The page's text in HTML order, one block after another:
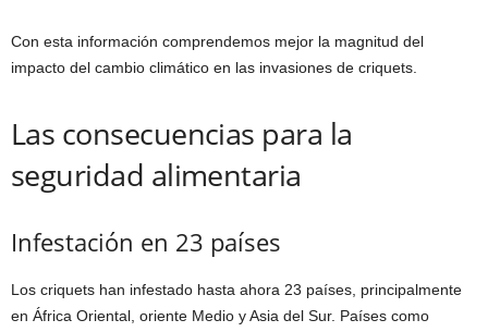
Con esta información comprendemos mejor la magnitud del
impacto del cambio climático en las invasiones de criquets.
Las consecuencias para la
seguridad alimentaria
Infestación en 23 países
Los criquets han infestado hasta ahora 23 países, principalmente
en África Oriental, oriente Medio y Asia del Sur. Países como